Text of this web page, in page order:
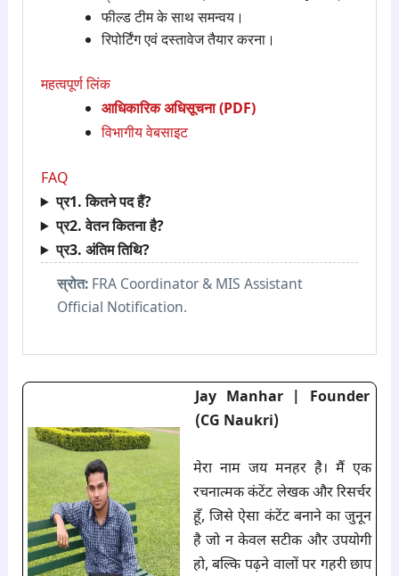
फील्ड टीम के साथ समन्वय।
रिपोर्टिंग एवं दस्तावेज तैयार करना।
महत्वपूर्ण लिंक
आधिकारिक अधिसूचना (PDF)
विभागीय वेबसाइट
FAQ
प्र1. कितने पद हैं?
प्र2. वेतन कितना है?
प्र3. अंतिम तिथि?
स्रोत:FRA Coordinator & MIS Assistant
Official Notification.
Jay Manhar | Founder
(CG Naukri)
मेरा नाम जय मनहर है। मैं एक
रचनात्मक कंटेंट लेखक और रिसर्चर
हूँ, जिसे ऐसा कंटेंट बनाने का जुनून
है जो न केवल सटीक और उपयोगी
हो, बल्कि पढ़ने वालों पर गहरी छाप